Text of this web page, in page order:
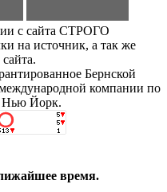
с сайта СТРОГО
на источник, а так же
Бернской
компании по
Нью Йорк.
время.